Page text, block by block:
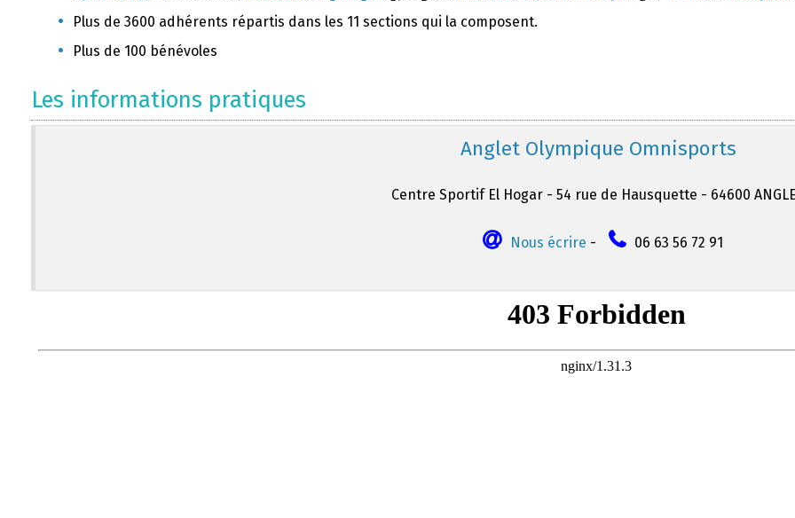
Plus de 3600 adhérents répartis dans les 11 sections qui la composent.
Plus de 100 bénévoles
Les informations pratiques
Anglet Olympique Omnisports
Centre Sportif El Hogar - 54 rue de Hausquette - 64600
Nous écrire - 06 63 56 72 91